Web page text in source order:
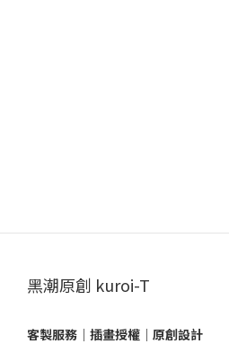
黑潮原創 kuroi-T
客製服務｜插畫授權｜原創設計